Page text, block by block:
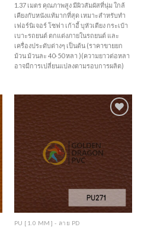
1.37 เมตร คุณภาพสูง มีผิวสัมผัสที่นุ่ม ใกล้
เคียงกับหนังแท้มากที่สุด เหมาะสำหรับทำ
เฟอร์นิเจอร์ โซฟา เก้าอี้ บุหัวเตียง กระเป๋า
เบาะรถยนต์ ตกแต่งภายในรถยนต์ และ
เครื่องประดับต่างๆ เป็นต้น (ราคาขายยก
ม้วน ม้วนละ 40-50 หลา )(ความยาวต่อหลา
อาจมีการเปลี่ยนแปลงตามรอบการผลิต)
Add to
Wishlist
PU [1.0 MM] - ลาย PD